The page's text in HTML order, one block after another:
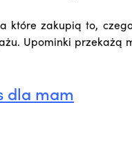
które zakupią to,
Upominki przekażą
dla mam